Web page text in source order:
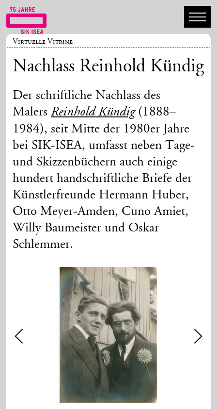
Virtuelle Vitrine
Nachlass Reinhold Kündig
Der schriftliche Nachlass des
MalersReinhold Kündig(1888–
1984), seit Mitte der 1980er Jahre
bei SIK-ISEA, umfasst neben Tage-
und Skizzenbüchern auch einige
hundert handschriftliche Briefe der
Künstlerfreunde Hermann Huber,
Otto Meyer-Amden, Cuno Amiet,
Willy Baumeister und Oskar
Schlemmer.